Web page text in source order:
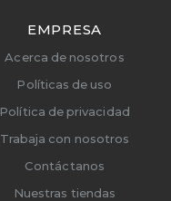
EMPRESA
Acerca de nosotros
Políticas de uso
Política de privacidad
Trabaja con nosotros
Contáctanos
Nuestras tiendas